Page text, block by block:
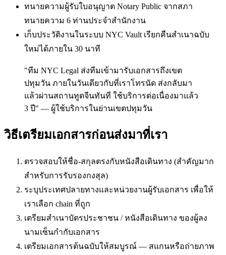
ทนายความผู้รับใบอนุญาต Notary Public จากสภา
ทนายความ 6 ท่านประจำสำนักงาน
เก็บประวัติงานในระบบ NYC Vault เรียกคืนสำเนาฉบับ
ใหม่ได้ภายใน 30 นาที
"ทีม NYC Legal ส่งทีมเข้ามารับเอกสารถึงเขต
ปทุมวัน ภายในวันเดียวกับที่เราโทรนัด ส่งกลับมา
แล้วผ่านสถานทูตจีนทันที ใช้บริการต่อเนื่องมาแล้ว
3 ปี" — ผู้ใช้บริการในย่านเขตปทุมวัน
วิธีเตรียมเอกสารก่อนส่งมาที่เรา
ตรวจสอบให้ชื่อ-สกุลตรงกับหนังสือเดินทาง (สำคัญมาก
สำหรับการรับรองกงสุล)
ระบุประเทศปลายทางและหน่วยงานผู้รับเอกสาร เพื่อให้
เราเลือก chain ที่ถูก
เตรียมสำเนาบัตรประชาชน / หนังสือเดินทาง ของผู้ลง
นามเซ็นกำกับเอกสาร
เตรียมเอกสารต้นฉบับให้สมบูรณ์ — สแกนหรือถ่ายภาพ